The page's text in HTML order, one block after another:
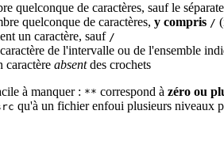
quelconque de caractères, sauf le
quelconque de caractères, y compris /
un caractère, sauf /
de l'intervalle ou de l'ensemble
caractère absentdes crochets
à manquer : ** correspond à zéro ou
qu'à un fichier enfoui plusieurs niveaux